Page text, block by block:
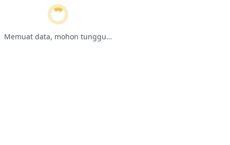
Memuat data, mohon tunggu…